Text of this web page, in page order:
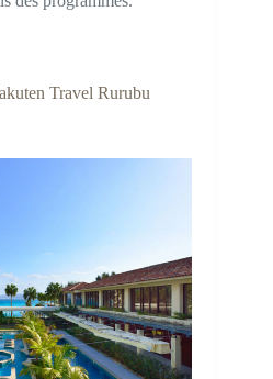
Travel Rurubu